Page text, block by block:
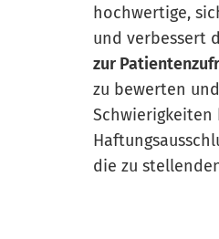
hochwertige,
und verbessert
zur
zu bewerten
Schwierigkeiten
die zu